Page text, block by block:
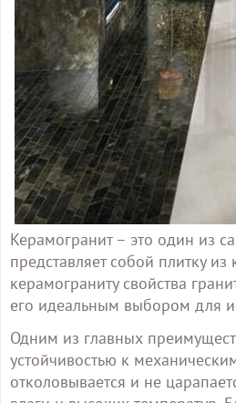
Керамогранит – это один из
представляет собой плитку
керамограниту свойства
его идеальным выбором для
Одним из главных
устойчивостью к
отколовывается и не